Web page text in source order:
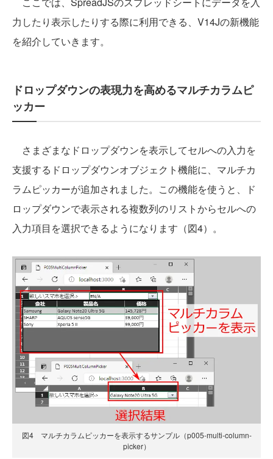
力したり表示したりする際に利用できる、V14Jの新機能
を紹介していきます。
ドロップダウンの表現力を高めるマルチカラムピ
ッカー
さまざまなドロップダウンを表示してセルへの入力を
支援するドロップダウンオブジェクト機能に、マルチカ
ラムピッカーが追加されました。この機能を使うと、ド
ロップダウンで表示される複数列のリストからセルへの
入力項目を選択できるようになります（図4）。
図4 マルチカラムピッカーを表示するサンプル（p005-multi-column-
picker）